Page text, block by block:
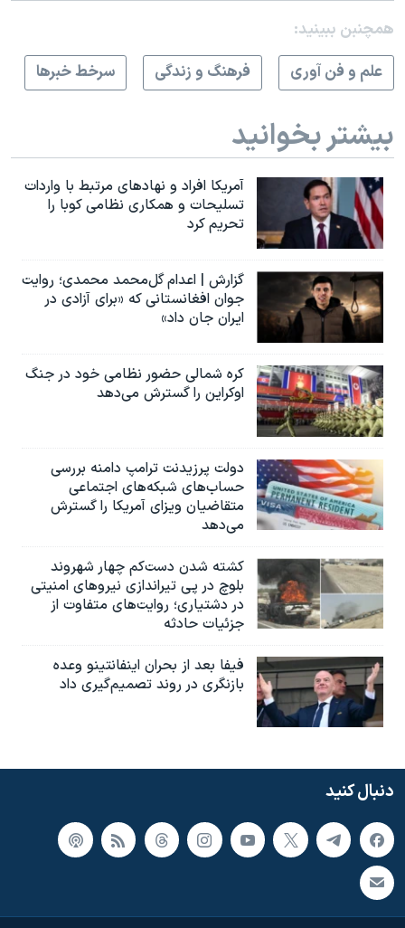
همچنبن ببینید:
علم و فن آوری
فرهنگ و زندگی سرخط خبرها
بیشتر بخوانید
آمریکا افراد و نهادهای مرتبط با واردات
تسلیحات و همکاری نظامی کوبا را
تحریم کرد
گزارش | اعدام گل‌محمد محمدی؛ روایت
جوان افغانستانی که «برای آزادی در
ایران جان داد»
کره شمالی حضور نظامی خود در جنگ
اوکراین را گسترش می‌دهد
دولت پرزیدنت ترامپ دامنه بررسی
حساب‌های شبکه‌های اجتماعی
متقاضیان ویزای آمریکا را گسترش
می‌دهد
کشته شدن دست‌کم چهار شهروند
بلوچ در پی تیراندازی نیروهای امنیتی
در دشتیاری؛ روایت‌های متفاوت از
جزئیات حادثه
فیفا بعد از بحران اینفانتینو وعده
بازنگری در روند تصمیم‌گیری داد
دنبال کنید